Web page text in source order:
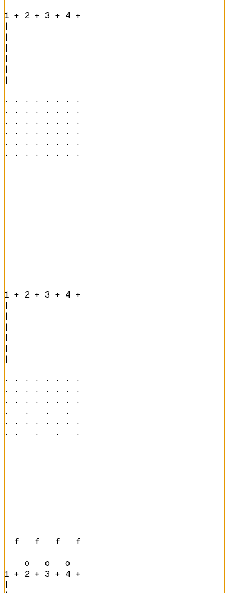
1 + 2 + 3 + 4 +
|
|
|
|
|
|
· · · · · · · ·
· · · · · · · ·
· · · · · · · ·
· · · · · · · ·
· · · · · · · ·
· · · · · · · ·
1 + 2 + 3 + 4 +
|
|
|
|
|
|
· · · · · · · ·
· · · · · · · ·
· · · · · · · ·
·   ·   ·   ·
· · · · · · · ·
· ·   ·   ·   ·
  f   f   f   f
    o   o   o
1 + 2 + 3 + 4 +
|